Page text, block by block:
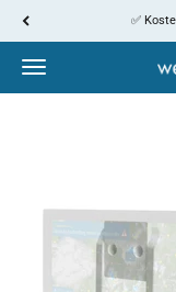
↵Skip to content
↵Skip to menu
↵Skip to footer
↵Open ✅
Menü